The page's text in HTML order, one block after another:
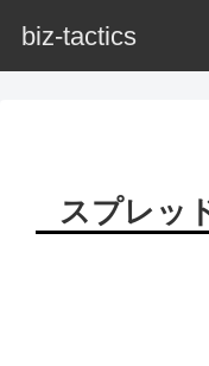
biz-tactics
スプレッ